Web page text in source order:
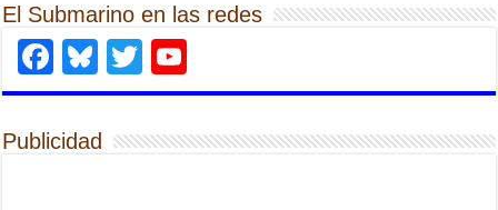
El Submarino en las redes
Facebook
Bluesky
Twitter
Publicidad